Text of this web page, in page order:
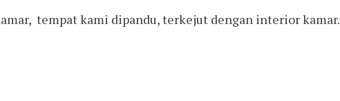
tempat kami dipandu, terkejut dengan interior kamar.